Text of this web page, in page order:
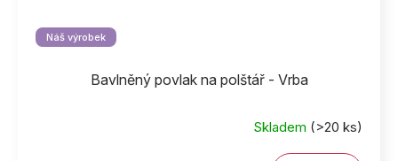
Náš výrobek
Bavlněný povlak na polštář - Vrba
Skladem (>20 ks)